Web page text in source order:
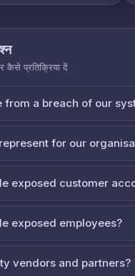
प्रतिक्रिया दें
from a breach of our
for our
exposed customer
exposed employees?
vendors and partners?